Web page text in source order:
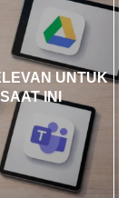
UNTUK
INI